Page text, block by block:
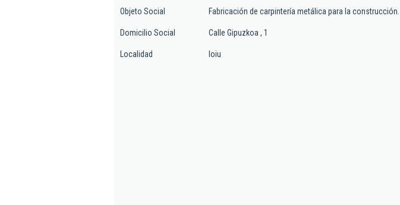
Objeto Social Fabricación de carpintería metálica para la construcción.
Domicilio Social Calle Gipuzkoa , 1
Localidad loiu